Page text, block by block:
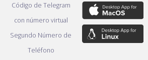
Código de Telegram
con número virtual
Segundo Número de
Teléfono